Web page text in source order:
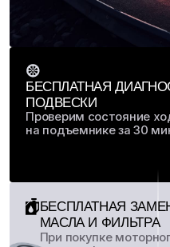
Получите 1 000 бонусов на
Спишите их при первом
Получайте кэшбэк с